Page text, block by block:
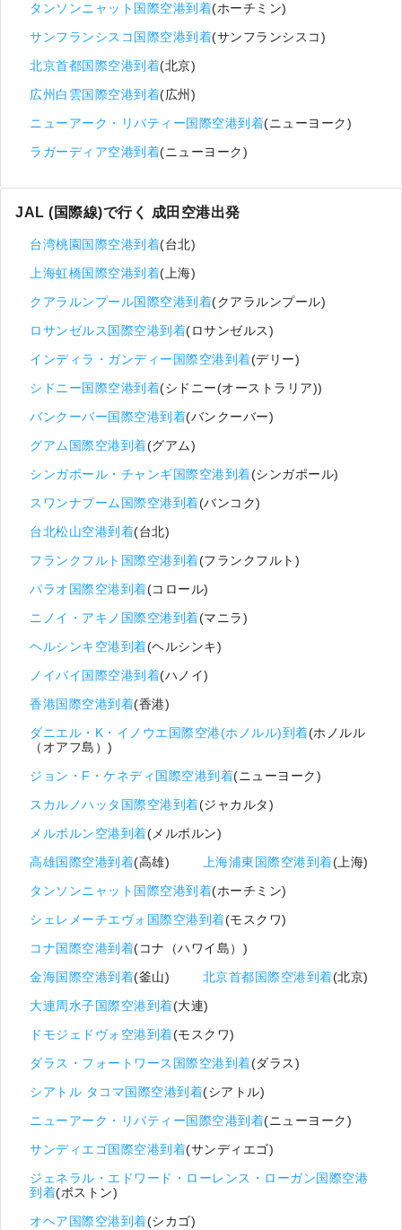
タンソンニャット国際空港到着(ホーチミン)
サンフランシスコ国際空港到着(サンフランシスコ)
北京首都国際空港到着(北京)
広州白雲国際空港到着(広州)
ニューアーク・リバティー国際空港到着(ニューヨーク)
ラガーディア空港到着(ニューヨーク)
JAL (国際線)で行く 成田空港出発
台湾桃園国際空港到着(台北)
上海虹橋国際空港到着(上海)
クアラルンプール国際空港到着(クアラルンプール)
ロサンゼルス国際空港到着(ロサンゼルス)
インディラ・ガンディー国際空港到着(デリー)
シドニー国際空港到着(シドニー(オーストラリア))
バンクーバー国際空港到着(バンクーバー)
グアム国際空港到着(グアム)
シンガポール・チャンギ国際空港到着(シンガポール)
スワンナプーム国際空港到着(バンコク)
台北松山空港到着(台北)
フランクフルト国際空港到着(フランクフルト)
パラオ国際空港到着(コロール)
ニノイ・アキノ国際空港到着(マニラ)
ヘルシンキ空港到着(ヘルシンキ)
ノイバイ国際空港到着(ハノイ)
香港国際空港到着(香港)
ダニエル・K・イノウエ国際空港(ホノルル)到着(ホノルル
（オアフ島）)
ジョン・F・ケネディ国際空港到着(ニューヨーク)
スカルノハッタ国際空港到着(ジャカルタ)
メルボルン空港到着(メルボルン)
高雄国際空港到着(高雄) 上海浦東国際空港到着(上海)
タンソンニャット国際空港到着(ホーチミン)
シェレメーチエヴォ国際空港到着(モスクワ)
コナ国際空港到着(コナ（ハワイ島）)
金海国際空港到着(釜山) 北京首都国際空港到着(北京)
大連周水子国際空港到着(大連)
ドモジェドヴォ空港到着(モスクワ)
ダラス・フォートワース国際空港到着(ダラス)
シアトル タコマ国際空港到着(シアトル)
ニューアーク・リバティー国際空港到着(ニューヨーク)
サンディエゴ国際空港到着(サンディエゴ)
ジェネラル・エドワード・ローレンス・ローガン国際空港
到着(ボストン)
オヘア国際空港到着(シカゴ)